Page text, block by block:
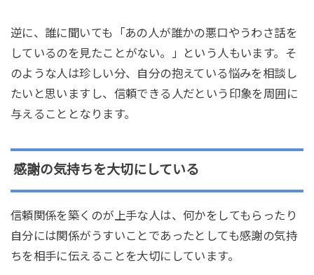
逆に、誰に聞いても「あの人が誰かの悪口やうわさ話を
しているのを見たことがない。」という人もいます。そ
のような人は珍しい分、自分の抱えている悩みを相談し
たいと思いますし、信頼できる人だという印象を周囲に
与えることとなります。
感謝の気持ちを大切にしている
信頼関係を築くのが上手な人は、何かをしてもらったり
自分には関係がうすいことであったとしても感謝の気持
ちを相手に伝えることを大切にしています。